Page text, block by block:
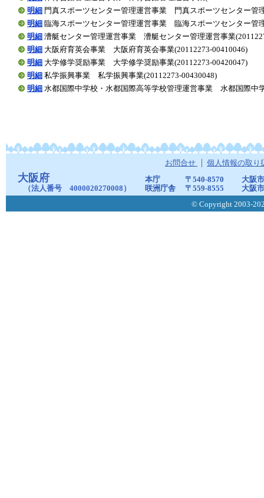
明細 門真スポーツセンター管理運営事業 門真スポーツセンター管
明細 臨海スポーツセンター管理運営事業 臨海スポーツセンター管
明細 漕艇センター管理運営事業 漕艇センター管理運営事業
明細 大阪府育英会事業 大阪府育英会事業(20112273-00410046)
明細 大学修学奨励事業 大学修学奨励事業(20112273-00420047)
明細 私学振興事業 私学振興事業(20112273-00430048)
明細 水都国際中学校・水都国際高等学校管理運営事業 水都国際中
お問合せ 個人情報の取り
大阪府
（法人番号 4000020270008）
本庁 〒540-8570
大阪
咲洲庁舎
〒559-8555
大阪
© Copyright 2003-